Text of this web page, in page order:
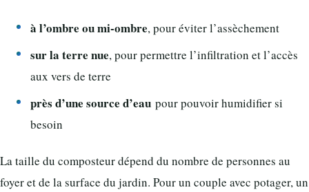
à l’ombre ou mi-ombre, pour éviter l’assèchement
sur la terre nue, pour permettre l’infiltration et l’accès
aux vers de terre
près d’une source d’eau pour pouvoir humidifier si
besoin
La taille du composteur dépend du nombre de personnes au
foyer et de la surface du jardin. Pour un couple avec potager, un